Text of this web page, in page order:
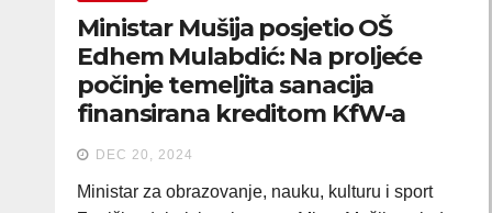
Ministar Mušija posjetio OŠ
Edhem Mulabdić: Na proljeće
počinje temeljita sanacija
finansirana kreditom KfW-a
DEC 20, 2024
Ministar za obrazovanje, nauku, kulturu i sport